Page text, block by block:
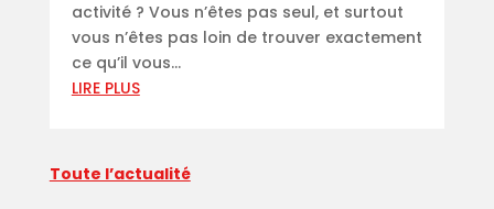
activité ? Vous n’êtes pas seul, et surtout
vous n’êtes pas loin de trouver exactement
ce qu’il vous...
LIRE PLUS
Toute l’actualité